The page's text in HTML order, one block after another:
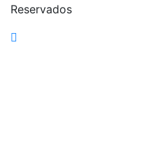
Reservados